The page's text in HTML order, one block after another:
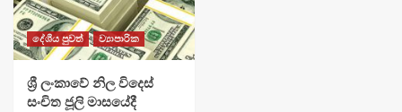
දේශීය පුවත් ව්‍යාපාරික
ශ්‍රී ලංකාවේ නිල විදෙස්
සංචිත ජූලි මාසයේදී